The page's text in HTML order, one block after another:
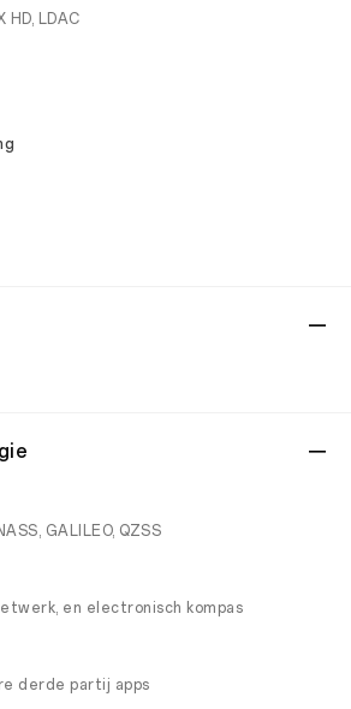
HD, LDAC
GALILEO, QZSS
en electronisch kompas
derde partij apps